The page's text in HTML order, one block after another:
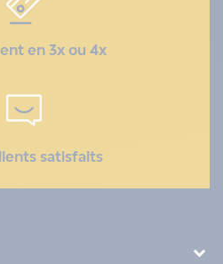
en 3x ou 4x
satisfaits